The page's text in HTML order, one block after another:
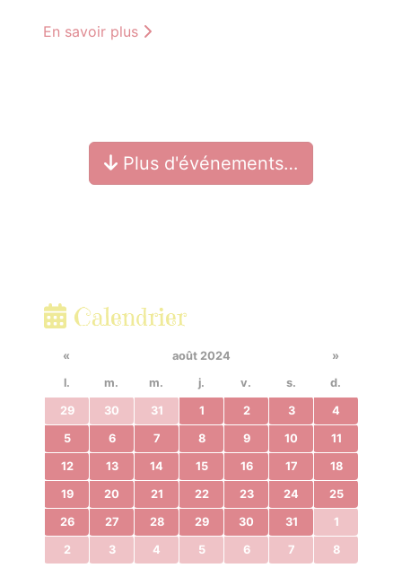
En savoir plus
Plus d'événements…
Calendrier
« août 2024
»
l.
m. m. j. v. s. d.
29 30 31 1 2 3 4
5 6 7 8 9 10 11
12 13 14 15 16 17 18
19 20 21 22 23 24 25
26 27 28 29 30 31 1
2 3 4 5 6 7 8